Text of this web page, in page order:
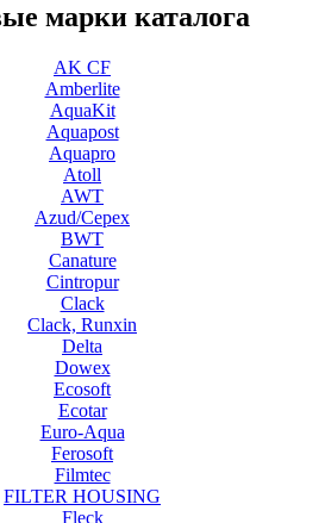
марки каталога
AK CF
Amberlite
AquaKit
Aquapost
Aquapro
Atoll
AWT
Azud/Cepex
BWT
Canature
Cintropur
Clack
Clack, Runxin
Delta
Dowex
Ecosoft
Ecotar
Euro-Aqua
Ferosoft
Filmtec
FILTER HOUSING
Fleck